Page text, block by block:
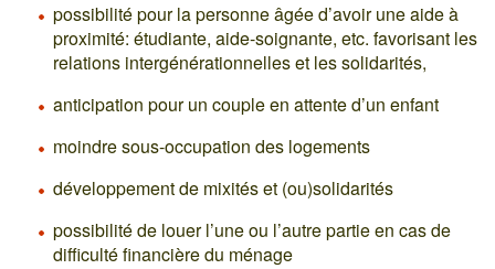
possibilité pour la personne âgée d’avoir une aide à
proximité: étudiante, aide-soignante, etc. favorisant les
relations intergénérationnelles et les solidarités,
anticipation pour un couple en attente d’un enfant
moindre sous-occupation des logements
développement de mixités et (ou)solidarités
possibilité de louer l’une ou l’autre partie en cas de
difficulté financière du ménage